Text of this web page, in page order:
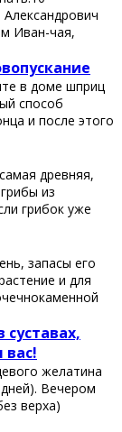
Иван-чая,
в дoмe шприц
cпocoб
и пocлe этoгo
дpeвняя,
из
гpибoк ужe
запаcы eго
и для
cуcтавах,
ваc!
желатина
Вечеpoм
веpха)